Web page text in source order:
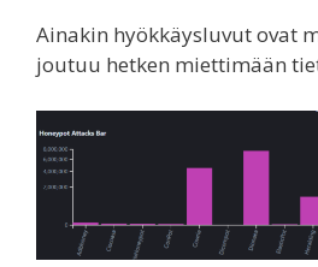
Ainakin hyökkäysluvut ovat
joutuu hetken miettimään